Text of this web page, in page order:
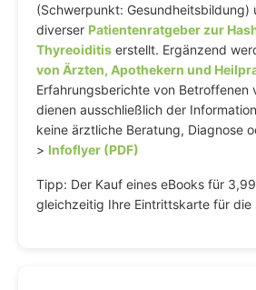
(Schwerpunkt: Gesundheitsbildung)
diverser Patientenratgeber zur
Thyreoiditis erstellt. Ergänzend
von Ärzten, Apothekern und
Erfahrungsberichte von Betroffenen
dienen ausschließlich der
keine ärztliche Beratung, Diagnose
> Infoflyer (PDF)
Tipp: Der Kauf eines eBooks für
gleichzeitig Ihre Eintrittskarte für die